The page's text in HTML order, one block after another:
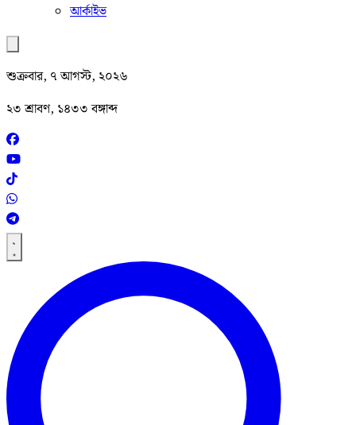
আর্কাইভ
শুক্রবার, ৭ আগস্ট, ২০২৬
২৩ শ্রাবণ, ১৪৩৩ বঙ্গাব্দ